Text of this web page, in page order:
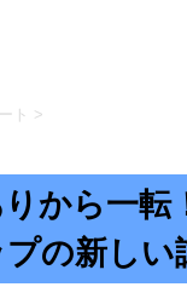
ト
>
から一転
の新しい